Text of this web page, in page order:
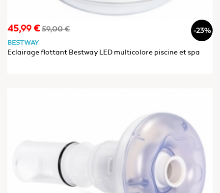
Prix
45,99 €Prix
59,00 € -23%
BESTWAY
Eclairage flottant Bestway LED multicolore piscine et spa